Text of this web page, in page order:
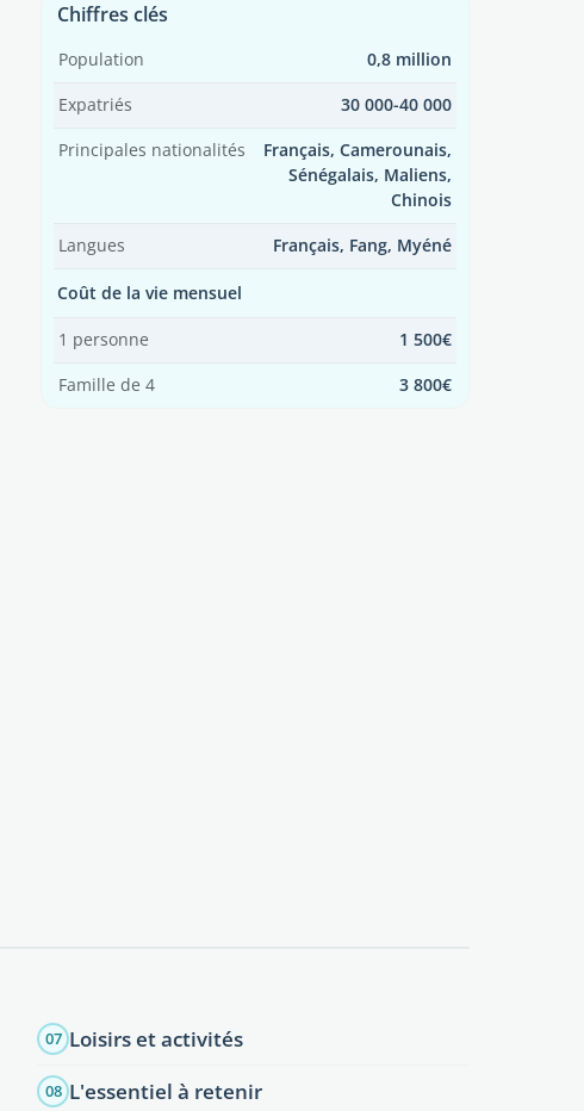
Chiffres clés
Population 0,8 million
Expatriés 30 000-40 000
Principales nationalités
Français, Camerounais,
Sénégalais, Maliens,
Chinois
Langues Français, Fang, Myéné
Coût de la vie mensuel
1 personne 1 500€
Famille de 4 3 800€
07 Loisirs et activités
08 L'essentiel à retenir